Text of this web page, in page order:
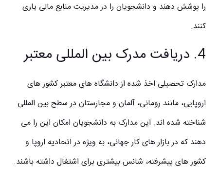
را پوشش دهند و دانشجویان را در مدیریت منابع مالی یاری
کنند.
4. دریافت مدرک بین المللی معتبر
مدارک تحصیلی اخذ شده از دانشگاه های معتبر کشور های
اروپایی، مانند رومانی، آلمان و مجارستان در سطح بین المللی
شناخته شده اند. این مدارک به دانشجویان امکان این را می
دهند که در بازار های کار جهانی، به ویژه در اتحادیه اروپا و
کشور های پیشرفته، شانس بیشتری برای اشتغال داشته باشند.